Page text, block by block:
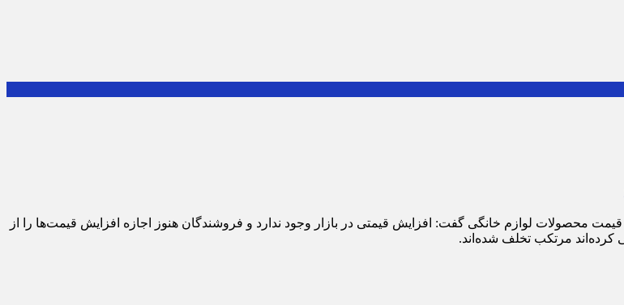
محصولات لوازم خانگی گفت: افزایش قیمتی در بازار وجود ندارد و فروشندگان هنوز اجازه افزایش قیمت‌ها را از
مرتکب تخلف شده‌اند.